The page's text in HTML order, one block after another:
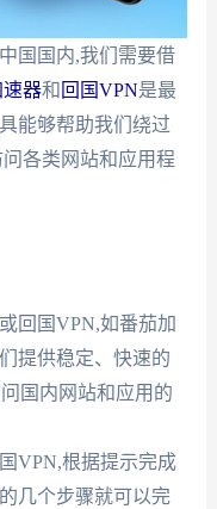
国国内,我们需要借
速器和 回国VPN是最
能够帮助我们绕过
各类网站和应用程
回国VPN,如番茄加
提供稳定、快速的
国内网站和应用的
VPN,根据提示完成
几个步骤就可以完